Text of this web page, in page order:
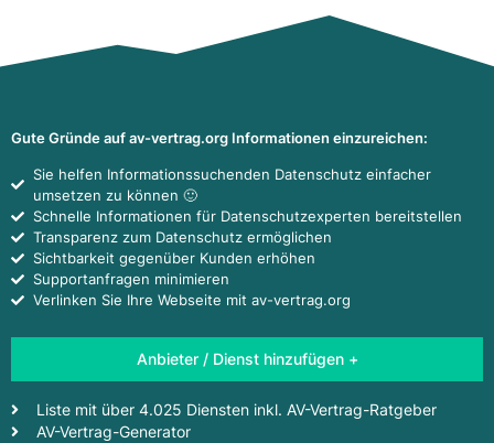
Gute Gründe auf av-vertrag.org Informationen einzureichen:
Sie helfen Informationssuchenden Datenschutz einfacher
umsetzen zu können 🙂
Schnelle Informationen für Datenschutzexperten bereitstellen
Transparenz zum Datenschutz ermöglichen
Sichtbarkeit gegenüber Kunden erhöhen
Supportanfragen minimieren
Verlinken Sie Ihre Webseite mit av-vertrag.org
Anbieter / Dienst hinzufügen +
Liste mit über 4.025 Diensten inkl. AV-Vertrag-Ratgeber
AV-Vertrag-Generator